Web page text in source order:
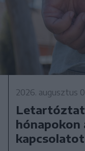
2026. augusztus